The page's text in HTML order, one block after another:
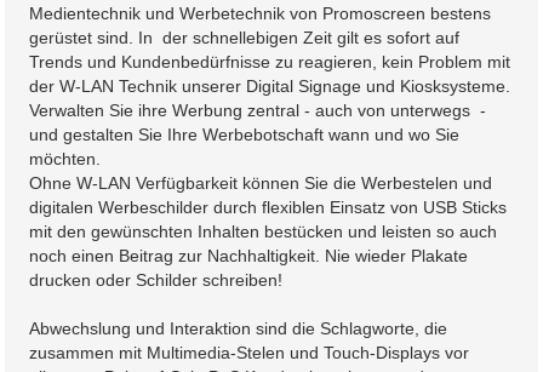
Medientechnik und Werbetechnik von Promoscreen bestens
gerüstet sind. In der schnellebigen Zeit gilt es sofort auf
Trends und Kundenbedürfnisse zu reagieren, kein Problem mit
der W-LAN Technik unserer Digital Signage und Kiosksysteme.
Verwalten Sie ihre Werbung zentral - auch von unterwegs -
und gestalten Sie Ihre Werbebotschaft wann und wo Sie
möchten.
Ohne W-LAN Verfügbarkeit können Sie die Werbestelen und
digitalen Werbeschilder durch flexiblen Einsatz von USB Sticks
mit den gewünschten Inhalten bestücken und leisten so auch
noch einen Beitrag zur Nachhaltigkeit. Nie wieder Plakate
drucken oder Schilder schreiben!
Abwechslung und Interaktion sind die Schlagworte, die
zusammen mit Multimedia-Stelen und Touch-Displays vor